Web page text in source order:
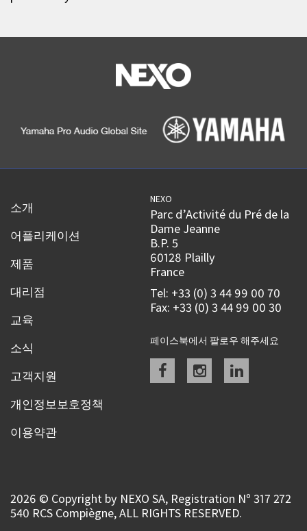
소개
어플리케이션
제품
대리점
교육
소식
고객지원
개인정보보호정책
이용약관
NEXO
Parc d’Activité du Pré de la
Dame Jeanne
B.P. 5
60128 Plailly
France
Tel: +33 (0) 3 44 99 00 70
Fax: +33 (0) 3 44 99 00 30
페이스북에서 팔로우 해주세요
Facebookinstagramlinkedin
2026 © Copyright by NEXO SA, Registration Nº 317 272
540 RCS Compiègne, ALL RIGHTS RESERVED.